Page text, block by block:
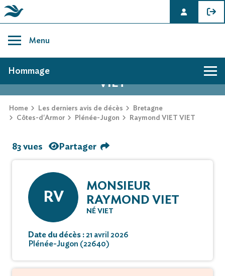
content
Menu
AVIS DE DÉCÈS DE RAYMOND VIET
VIET
Home Les derniers avis de décès
Bretagne
Côtes-d'Armor
Plénée-Jugon Raymond VIET VIET
Hommage
83 vues Partager
RV
MONSIEUR
RAYMOND VIET
NÉ VIET
Date du décès :21 avril 2026
Plénée-Jugon (22640)